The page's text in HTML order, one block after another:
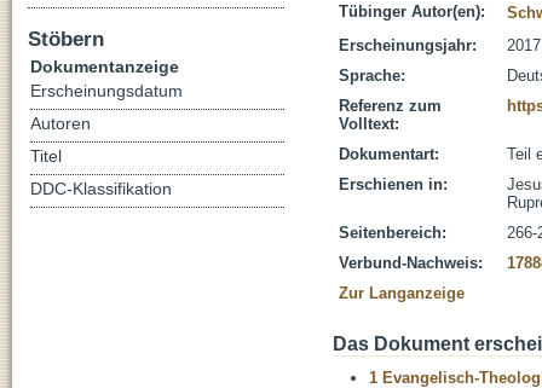
Tübinger Autor(en):
Erscheinungsjahr:
2017
Sprache:
Referenz zum
Volltext:
Dokumentart:
Teil
Erschienen in:
Seitenbereich:
266-
Verbund-Nachweis:
Zur Langanzeige
Das Dokument
1 Evangelisch-
Stöbern
Dokumentanzeige
Erscheinungsdatum
Autoren
Titel
DDC-Klassifikation